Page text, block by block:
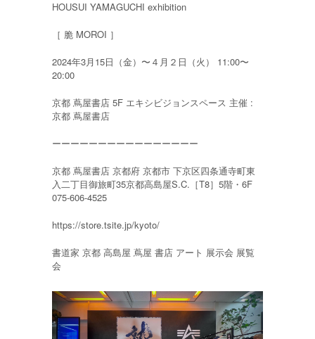
HOUSUI YAMAGUCHI exhibition
［ 脆 MOROI ］
2024年3月15日（金）〜４月２日（火） 11:00〜
20:00
京都 蔦屋書店 5F エキシビジョンスペース 主催 :
京都 蔦屋書店
ーーーーーーーーーーーーーーーー
京都 蔦屋書店 京都府 京都市 下京区四条通寺町東
入二丁目御旅町35京都高島屋S.C.［T8］5階・6F
075-606-4525
https://store.tsite.jp/kyoto/
書道家 京都 高島屋 蔦屋 書店 アート 展示会 展覧
会